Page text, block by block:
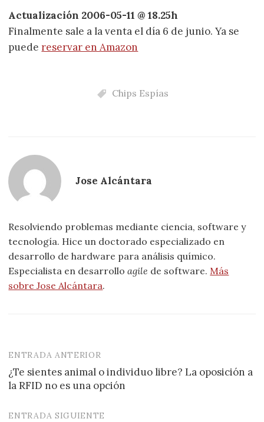
Actualización 2006-05-11 @ 18.25h
Finalmente sale a la venta el día 6 de junio. Ya se
puedereservar en Amazon
Chips Espías
Jose Alcántara
Resolviendo problemas mediante ciencia, software y
tecnología. Hice un doctorado especializado en
desarrollo de hardware para análisis químico.
Especialista en desarrolloagile de software. Más
sobre Jose Alcántara.
Navegación
de
ENTRADA ANTERIOR
¿Te sientes animal o individuo libre? La oposición a
la RFID no es una opción
ENTRADA SIGUIENTE